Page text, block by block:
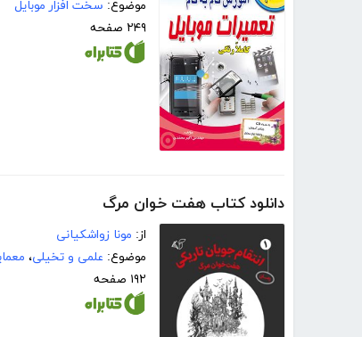
موضوع: سخت افزار موبایل
۲۴۹ صفحه
دانلود کتاب هفت خوان مرگ
از: مونا زواشکیانی
موضوع: علمی و تخیلی،
۱۹۲ صفحه